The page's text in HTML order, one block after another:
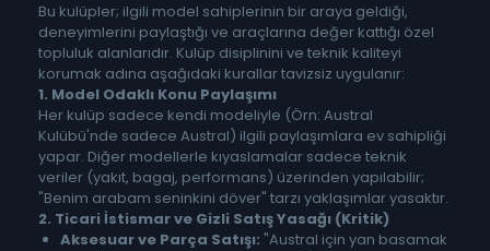
Bu kulüpler; ilgili model sahiplerinin bir araya geldiği,
deneyimlerini paylaştığı ve araçlarına değer kattığı özel
topluluk alanlarıdır. Kulüp disiplinini ve teknik kaliteyi
korumak adına aşağıdaki kurallar tavizsiz uygulanır:
1. Model Odaklı Konu Paylaşımı
Her kulüp sadece kendi modeliyle (Örn: Austral
Kulübü'nde sadece Austral) ilgili paylaşımlara ev sahipliği
yapar. Diğer modellerle kıyaslamalar sadece teknik
veriler (yakıt, bagaj, performans) üzerinden yapılabilir;
"Benim arabam seninkini döver" tarzı yaklaşımlar yasaktır.
2. Ticari İstismar ve Gizli Satış Yasağı (Kritik)
Aksesuar ve Parça Satışı: "Austral için yan basamak